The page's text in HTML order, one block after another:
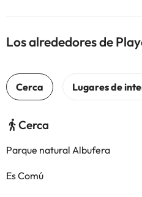
Los alrededores de
Cerca
Parque natural Albufera
Es Comú